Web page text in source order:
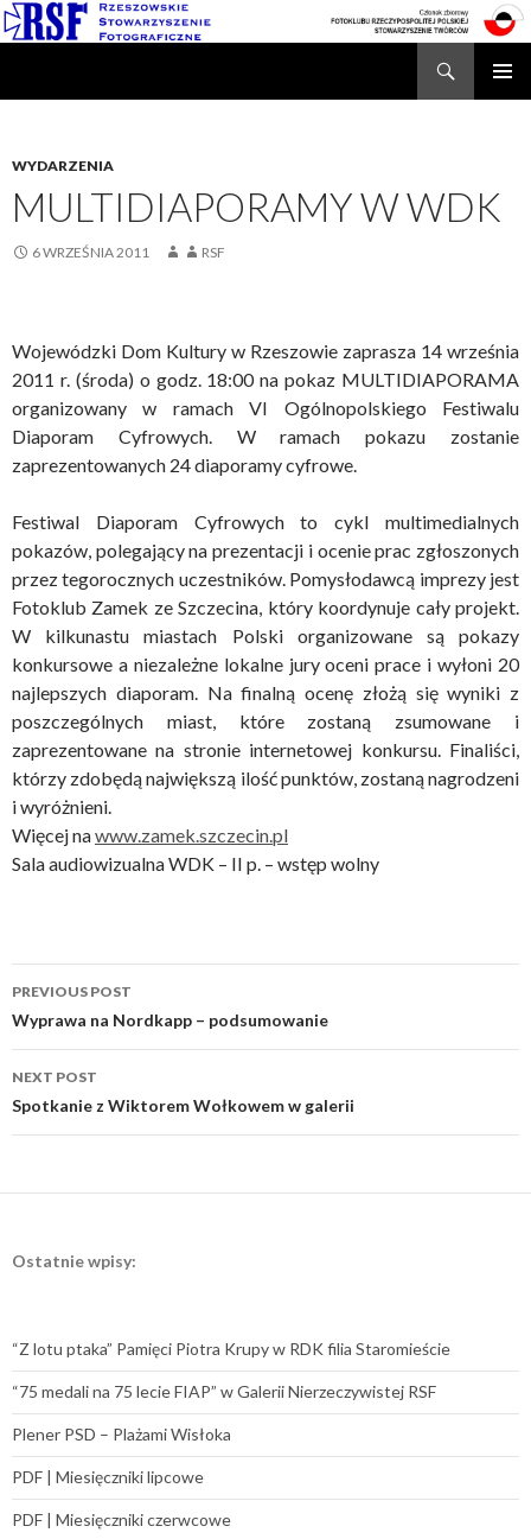
WYDARZENIA
MULTIDIAPORAMY W WDK
6 WRZEŚNIA 2011 RSF
Wojewódzki Dom Kultury w Rzeszowie zaprasza 14 września
2011 r. (środa) o godz. 18:00 na pokaz MULTIDIAPORAMA
organizowany w ramach VI Ogólnopolskiego Festiwalu
Diaporam Cyfrowych. W ramach pokazu zostanie
zaprezentowanych 24 diaporamy cyfrowe.
Festiwal Diaporam Cyfrowych to cykl multimedialnych
pokazów, polegający na prezentacji i ocenie prac zgłoszonych
przez tegorocznych uczestników. Pomysłodawcą imprezy jest
Fotoklub Zamek ze Szczecina, który koordynuje cały projekt.
W kilkunastu miastach Polski organizowane są pokazy
konkursowe a niezależne lokalne jury oceni prace i wyłoni 20
najlepszych diaporam. Na finalną ocenę złożą się wyniki z
poszczególnych miast, które zostaną zsumowane i
zaprezentowane na stronie internetowej konkursu. Finaliści,
którzy zdobędą największą ilość punktów, zostaną nagrodzeni
i wyróżnieni.
Więcej nawww.zamek.szczecin.pl
Sala audiowizualna WDK – II p. – wstęp wolny
Post
navigation
PREVIOUS POST
Wyprawa na Nordkapp – podsumowanie
NEXT POST
Spotkanie z Wiktorem Wołkowem w galerii
Ostatnie wpisy:
“Z lotu ptaka” Pamięci Piotra Krupy w RDK filia Staromieście
“75 medali na 75 lecie FIAP” w Galerii Nierzeczywistej RSF
Plener PSD – Plażami Wisłoka
PDF | Miesięczniki lipcowe
PDF | Miesięczniki czerwcowe